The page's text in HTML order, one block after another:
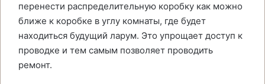
перенести распределительную коробку как можно
ближе к коробке в углу комнаты, где будет
находиться будущий ларум. Это упрощает доступ к
проводке и тем самым позволяет проводить
ремонт.